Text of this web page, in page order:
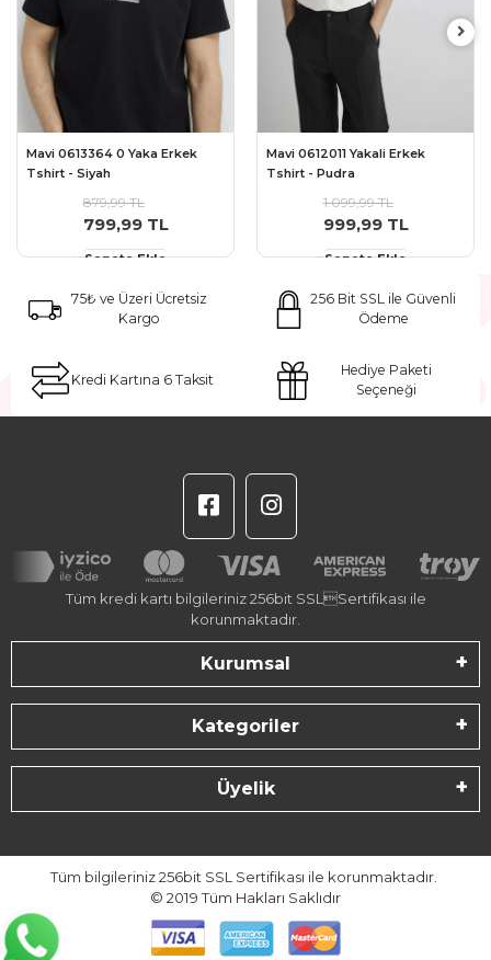
Mavi 0613364 0 Yaka Erkek
Tshirt - Siyah
879,99 TL
799,99 TL
Sepete Ekle
Mavi 0612011 Yakali Erkek
Tshirt - Pudra
1.099,99 TL
999,99 TL
Sepete Ekle
75₺ ve Üzeri Ücretsiz
Kargo
256 Bit SSL ile Güvenli
Ödeme
Kredi Kartına 6 Taksit
Hediye Paketi
Seçeneği
Tüm kredi kartı bilgileriniz 256bit SSLSertifikası ile
korunmaktadır.
Kurumsal
Kategoriler
Üyelik
Tüm bilgileriniz 256bit SSL Sertifikası ile korunmaktadır.
© 2019Tüm Hakları Saklıdır